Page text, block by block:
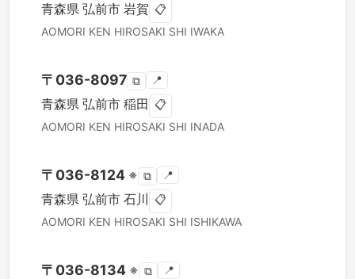
青森県 弘前市 岩賀 📋
AOMORI KEN HIROSAKI SHI IWAKA
〒 036-8097 ⧉ 📍
青森県 弘前市 稲田 📋
AOMORI KEN HIROSAKI SHI INADA
〒 036-8124 ※ ⧉ 📍
青森県 弘前市 石川 📋
AOMORI KEN HIROSAKI SHI ISHIKAWA
〒 036-8134 ※ ⧉ 📍